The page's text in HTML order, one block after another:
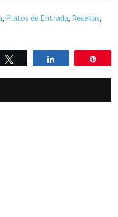
, Platos de Entrada, Recetas,
Compartir